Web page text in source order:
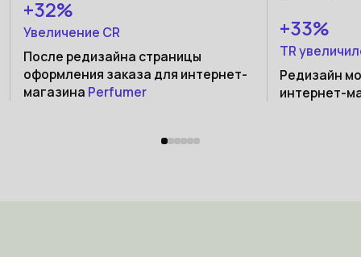
+32%
Увеличение СR
После редизайна страницы
оформления заказа для интернет-
магазина Perfumer
+33%
TR
Редизайн
интернет-